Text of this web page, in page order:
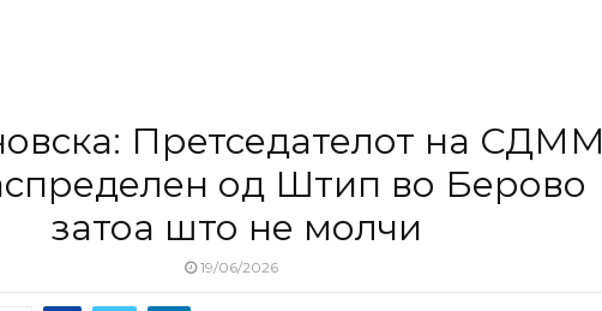
Претседателот на СДММ
од Штип во Берово
затоа што не молчи
19/06/2026